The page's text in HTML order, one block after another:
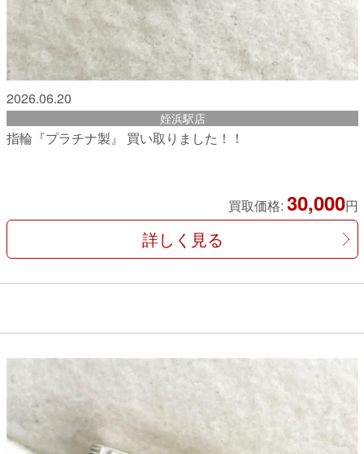
2026.06.20
姪浜駅店
指輪『プラチナ製』 買い取りました！！
買取価格: 30,000円
詳しく見る